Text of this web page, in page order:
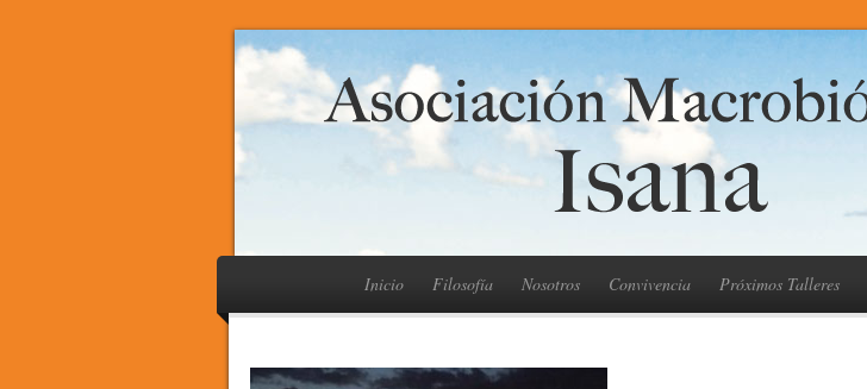
Inicio Filosofía Nosotros Convivencia Próximos Talleres